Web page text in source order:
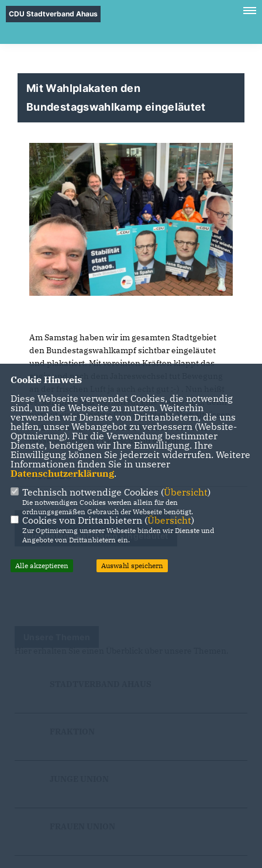
CDU Stadtverband Ahaus
Mit Wahlplakaten den
Bundestagswahlkamp eingeläutet
Am Samstag haben wir im gesamten Stadtgebiet
den Bundestagswahlkampf sichtbar eingeläutet
und plakatiert. Mit vereinten Kräften klappt das
zügig und nach dem Jahreswechsel tut Bewegung
es: kämpfen und werben für eine starke CDU, denn
nur mit einer starken CDU und klaren Verhältnissen
im Bundestag wird es einen Wechsel und eine
bessere Politik für Deutschland geben!
14.01.2025
14.1.2025: Mit Wahlplakaten den
Bundestagswahlkamp eingeläutet
Cookie Hinweis
Diese Webseite verwendet Cookies, die notwendig
sind, um die Webseite zu nutzen. Weiterhin
verwenden wir Dienste von Drittanbietern, die uns
helfen, unser Webangebot zu verbessern (Website-
Optmierung). Für die Verwendung bestimmter
Dienste, benötigen wir Ihre Einwilligung. Ihre
Einwilligung können Sie jederzeit widerrufen. Weitere
Informationen finden Sie in unserer
Datenschutzerklärung.
Technisch notwendige Cookies (Übersicht)
Die notwendigen Cookies werden allein für den
ordnungsgemäßen Gebrauch der Webseite benötigt.
Cookies von Drittanbietern (Übersicht)
Zur Optimierung unserer Webseite binden wir Dienste und
Angebote von Drittanbietern ein.
Alle akzeptieren Auswahl speichern